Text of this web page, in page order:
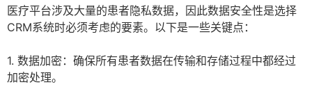
医疗平台涉及大量的患者隐私数据，因此数据安全性是选择
CRM系统时必须考虑的要素。以下是一些关键点：
1. 数据加密：确保所有患者数据在传输和存储过程中都经过
加密处理。